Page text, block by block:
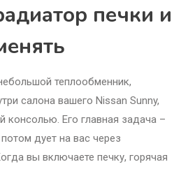
печки и
теплообменник,
салона вашего Nissan Sunny,
консолью. Его главная задача –
дует на вас через
вы включаете печку, горячая